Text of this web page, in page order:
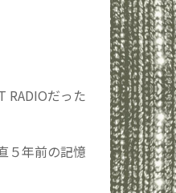
RADIOだった
５年前の記憶